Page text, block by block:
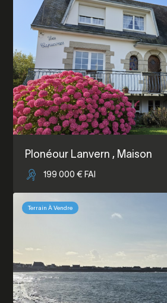
Plonéour Lanvern , Maison
199 000 € FAI
Terrain À Vendre